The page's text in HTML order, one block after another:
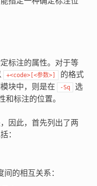
标注的属性。对于等
+<code>[<参数>]
的格式
块中，则是在
-Sq
选
和标注的位置。
因此，首先列出了两
：
的相互关系：